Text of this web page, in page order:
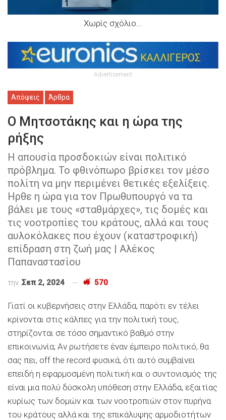
Χωρίς σχόλιο...
Advertisement
Απόψεις Άρθρα
Ο Μητσοτάκης και η ώρα της
ρήξης
Η απουσία προσδοκιών είναι πολιτικό
πρόβλημα. Το φθινόπωρο βρίσκει τον μέσο
πολίτη να μην περιμένει θετικές εξελίξεις.
Ηρθε η ώρα για τον Πρωθυπουργό να τα
βάλει με τους «σταθμάρχες», τις δομές και
τις νοοτροπίες του κράτους, αλλά και τους
αυλοκόλακες που έχουν (καταστροφική)
επίδραση στη ζωή μας | Αλέκος
Παπαναστασίου
την Σεπ 2, 2024 570
Γιατί οι κυβερνήσεις στην Ελλάδα, παρότι εν τέλει
κρίνονται στις κάλπες για την πολιτική τους,
στηρίζονται σε τόσο σημαντικό βαθμό στην
επικοινωνία; Αν ρωτήσετε έναν έμπειρο πολιτικό, θα
σας πει, off the record φυσικά, ότι αυτό συμβαίνει
επειδή η εφαρμοσμένη πολιτική και ο συντονισμός της
είναι μια πολύ δύσκολη υπόθεση στην Ελλάδα, εξαιτίας
κυρίως των δομών και των νοοτροπιών στον πυρήνα
του κράτους αλλά και της επικάλυψης αρμοδιοτήτων